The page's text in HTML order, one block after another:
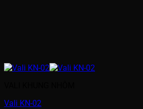
Vali KN-02